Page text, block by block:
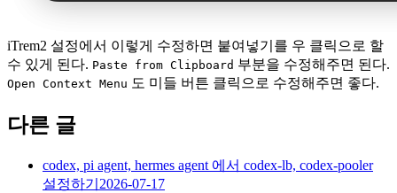
iTrem2 설정에서 이렇게 수정하면 붙여넣기를 우 클릭으로 할
수 있게 된다. Paste from Clipboard 부분을 수정해주면 된다.
Open Context Menu 도 미들 버튼 클릭으로 수정해주면 좋다.
다른 글
codex, pi agent, hermes agent 에서 codex-lb, codex-pooler
설정하기 2026-07-17